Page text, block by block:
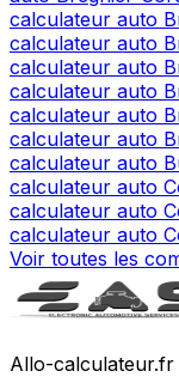
calculateur auto
calculateur auto
calculateur auto
calculateur auto
calculateur auto
calculateur auto
calculateur auto
calculateur auto
calculateur auto
calculateur auto
Voir toutes les
Allo-calculateur.fr